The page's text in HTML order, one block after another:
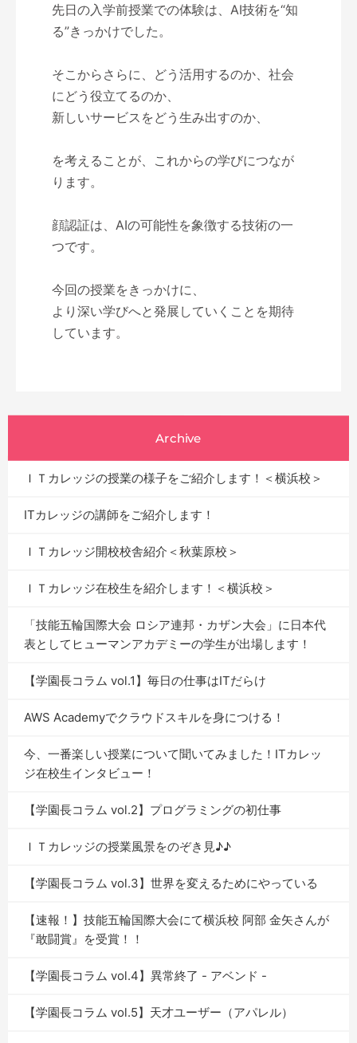
先日の入学前授業での体験は、AI技術を“知
る”きっかけでした。
そこからさらに、どう活用するのか、社会
にどう役立てるのか、
新しいサービスをどう生み出すのか、
を考えることが、これからの学びにつなが
ります。
顔認証は、AIの可能性を象徴する技術の一
つです。
今回の授業をきっかけに、
より深い学びへと発展していくことを期待
しています。
Archive
ＩＴカレッジの授業の様子をご紹介します！＜横浜校＞
ITカレッジの講師をご紹介します！
ＩＴカレッジ開校校舎紹介＜秋葉原校＞
ＩＴカレッジ在校生を紹介します！＜横浜校＞
「技能五輪国際大会 ロシア連邦・カザン大会」に日本代
表としてヒューマンアカデミーの学生が出場します！
【学園長コラム vol.1】毎日の仕事はITだらけ
AWS Academyでクラウドスキルを身につける！
今、一番楽しい授業について聞いてみました！ITカレッ
ジ在校生インタビュー！
【学園長コラム vol.2】プログラミングの初仕事
ＩＴカレッジの授業風景をのぞき見♪♪
【学園長コラム vol.3】世界を変えるためにやっている
【速報！】技能五輪国際大会にて横浜校 阿部 金矢さんが
『敢闘賞』を受賞！！
【学園長コラム vol.4】異常終了 - アベンド -
【学園長コラム vol.5】天才ユーザー（アパレル）